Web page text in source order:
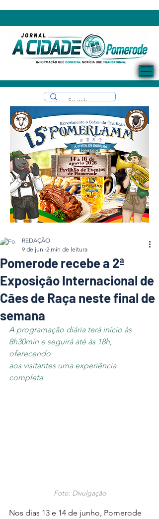
Pomerode recebe a 2ª
Exposição Internacional de
Cães de Raça neste final de
semana
REDAÇÃO
9 de jun. 2 min de leitura
A programação diária terá início às
8h30min e seguirá até às 18h,
oferecendo
aos visitantes uma experiência
completa
Foto: Divulgação
Nos dias 13 e 14 de junho, Pomerode